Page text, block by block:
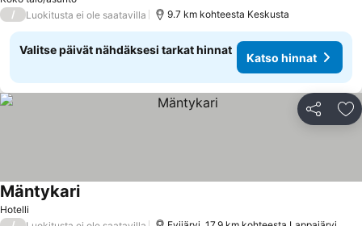
/
Luokitusta ei ole saatavilla 9.7 km kohteesta Keskusta
Valitse päivät nähdäksesi tarkat hinnat
Katso hinnat
Jaa
Hotelli
Mäntykari